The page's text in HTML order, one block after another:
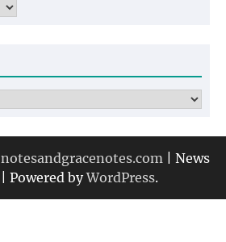
notesandgracenotes.com | News
| Powered byWordPress.